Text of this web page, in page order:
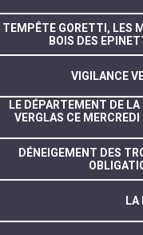
TEMPÊTE GORETTI, LES
BOIS DES
VIGILANCE
LE DÉPARTEMENT DE
VERGLAS CE
DÉNEIGEMENT DES
LA